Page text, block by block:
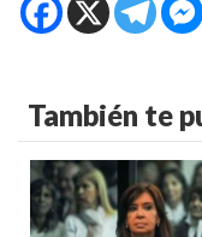
También te